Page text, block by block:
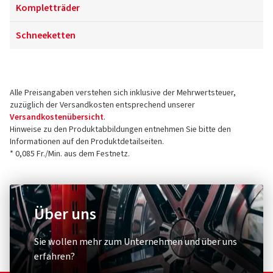
Kompletträder
Schneeketten
Alle Preisangaben verstehen sich inklusive der Mehrwertsteuer,
zuzüglich der Versandkosten entsprechend unserer
Versandkostenübersicht.
Hinweise zu den Produktabbildungen entnehmen Sie bitte den
Informationen auf den Produktdetailseiten.
* 0,085 Fr./Min. aus dem Festnetz.
Über uns
Sie wollen mehr zum Unternehmen und über uns
erfahren?